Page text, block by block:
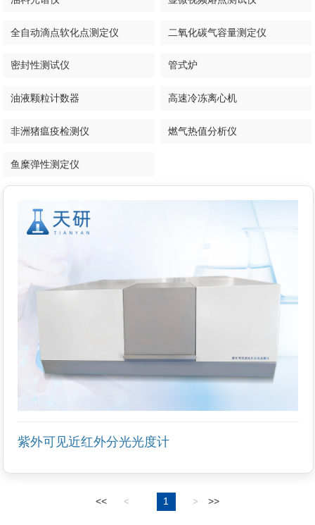
全自动滴点软化点测定仪 二氧化碳气容量测定仪
密封性测试仪 管式炉
油液颗粒计数器 高速冷冻离心机
非洲猪瘟疫检测仪 燃气热值分析仪
鱼糜弹性测定仪
紫外可见近红外分光光度计
<< < 1 > >>